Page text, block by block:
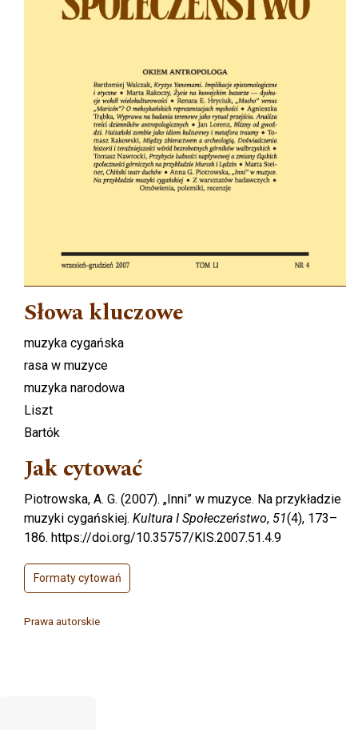
Słowa kluczowe
muzyka cygańska
rasa w muzyce
muzyka narodowa
Liszt
Bartók
Jak cytować
Piotrowska, A. G. (2007). „Inni” w muzyce. Na przykładzie
muzyki cygańskiej. Kultura I Społeczeństwo, 51(4), 173–
186. https://doi.org/10.35757/KIS.2007.51.4.9
Formaty cytowań
Prawa autorskie